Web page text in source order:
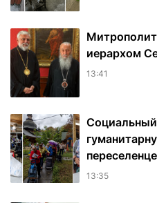
иерархом
13:41
13:35